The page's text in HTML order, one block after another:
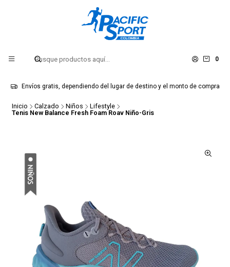
0
Envíos gratis, dependiendo del lugar de destino y el monto de compra
Inicio Calzado Niños
Lifestyle
Tenis New Balance Fresh Foam Roav Niño-Gris